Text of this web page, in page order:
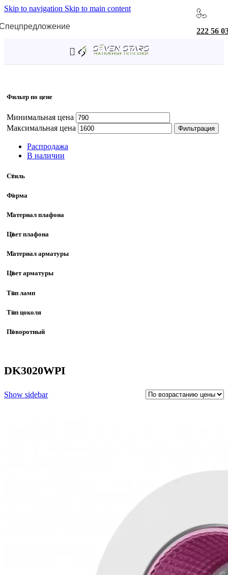
Skip to navigation Skip to main content
222 56
Товар Коллекция
Фильтр по цене
Минимальная цена
Максимальная цена
Фильтрация
Распродажа
В наличии
Стиль
Форма
Материал плафона
Цвет плафона
Материал арматуры
Цвет арматуры
Тип ламп
Тип цоколя
Поворотный
DK3020WPI
Show sidebar